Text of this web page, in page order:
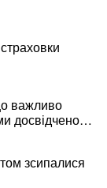
важливо
досвідченої
зсипалися